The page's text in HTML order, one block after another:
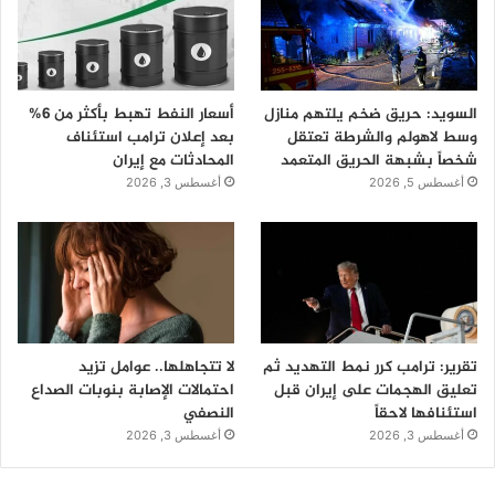
السويد: حريق ضخم يلتهم منازل
وسط لاهولم والشرطة تعتقل
شخصاً بشبهة الحريق المتعمد
أغسطس 5, 2026
أسعار النفط تهبط بأكثر من 6%
بعد إعلان ترامب استئناف
المحادثات مع إيران
أغسطس 3, 2026
تقرير: ترامب كرر نمط التهديد ثم
تعليق الهجمات على إيران قبل
استئنافها لاحقاً
أغسطس 3, 2026
لا تتجاهلها.. عوامل تزيد
احتمالات الإصابة بنوبات الصداع
النصفي
أغسطس 3, 2026